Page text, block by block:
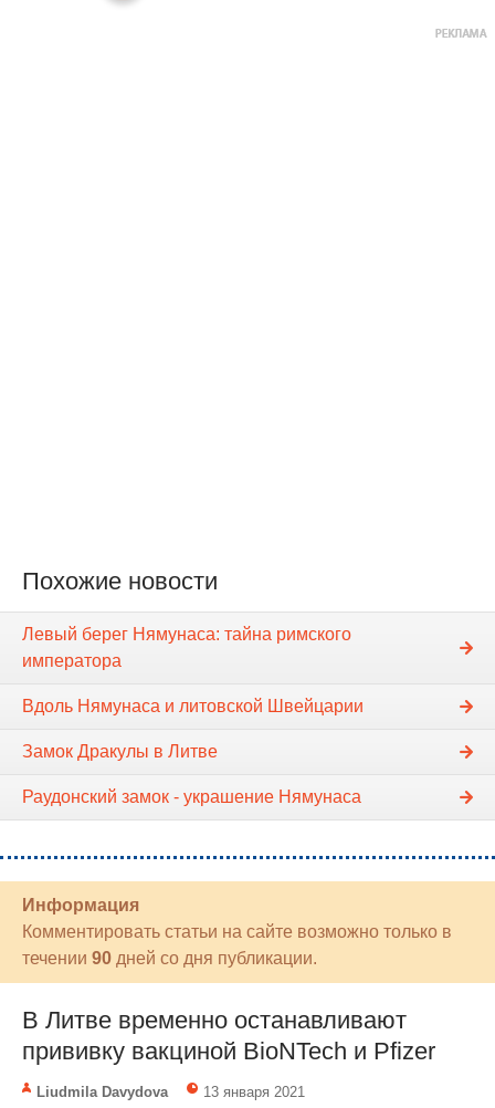
Похожие новости
Левый берег Нямунаса: тайна римского
императора
Вдоль Нямунаса и литовской Швейцарии
Замок Дракулы в Литве
Раудонский замок - украшение Нямунаса
Информация
Комментировать статьи на сайте возможно только в
течении 90 дней со дня публикации.
В Литве временно останавливают
прививку вакциной BioNTech и Pfizer
Liudmila Davydova 13 января 2021